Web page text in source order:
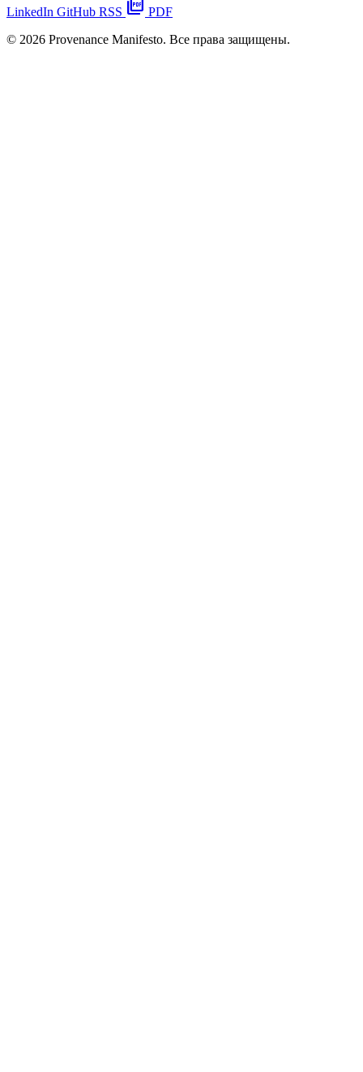
LinkedIn GitHub RSS picture_as_pdf PDF
© 2026 Provenance Manifesto. Все права защищены.